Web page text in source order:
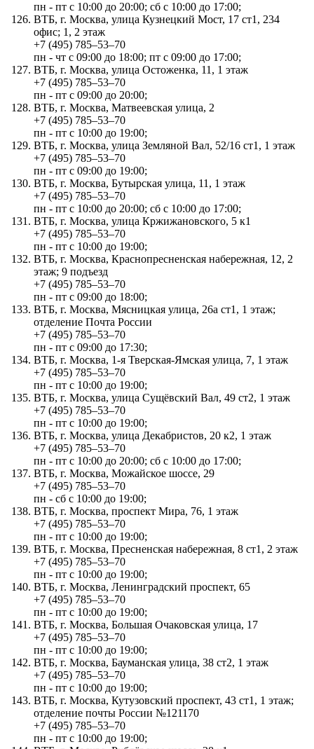
пн - пт с 10:00 до 20:00; сб с 10:00 до 17:00;
ВТБ, г. Москва, улица Кузнецкий Мост, 17 ст1, 234
офис; 1, 2 этаж
+7 (495) 785‒53‒70
пн - чт с 09:00 до 18:00; пт с 09:00 до 17:00;
ВТБ, г. Москва, улица Остоженка, 11, 1 этаж
+7 (495) 785‒53‒70
пн - пт с 09:00 до 20:00;
ВТБ, г. Москва, Матвеевская улица, 2
+7 (495) 785‒53‒70
пн - пт с 10:00 до 19:00;
ВТБ, г. Москва, улица Земляной Вал, 52/16 ст1, 1 этаж
+7 (495) 785‒53‒70
пн - пт с 09:00 до 19:00;
ВТБ, г. Москва, Бутырская улица, 11, 1 этаж
+7 (495) 785‒53‒70
пн - пт с 10:00 до 20:00; сб с 10:00 до 17:00;
ВТБ, г. Москва, улица Кржижановского, 5 к1
+7 (495) 785‒53‒70
пн - пт с 10:00 до 19:00;
ВТБ, г. Москва, Краснопресненская набережная, 12, 2
этаж; 9 подъезд
+7 (495) 785‒53‒70
пн - пт с 09:00 до 18:00;
ВТБ, г. Москва, Мясницкая улица, 26а ст1, 1 этаж;
отделение Почта России
+7 (495) 785‒53‒70
пн - пт с 09:00 до 17:30;
ВТБ, г. Москва, 1-я Тверская-Ямская улица, 7, 1 этаж
+7 (495) 785‒53‒70
пн - пт с 10:00 до 19:00;
ВТБ, г. Москва, улица Сущёвский Вал, 49 ст2, 1 этаж
+7 (495) 785‒53‒70
пн - пт с 10:00 до 19:00;
ВТБ, г. Москва, улица Декабристов, 20 к2, 1 этаж
+7 (495) 785‒53‒70
пн - пт с 10:00 до 20:00; сб с 10:00 до 17:00;
ВТБ, г. Москва, Можайское шоссе, 29
+7 (495) 785‒53‒70
пн - сб с 10:00 до 19:00;
ВТБ, г. Москва, проспект Мира, 76, 1 этаж
+7 (495) 785‒53‒70
пн - пт с 10:00 до 19:00;
ВТБ, г. Москва, Пресненская набережная, 8 ст1, 2 этаж
+7 (495) 785‒53‒70
пн - пт с 10:00 до 19:00;
ВТБ, г. Москва, Ленинградский проспект, 65
+7 (495) 785‒53‒70
пн - пт с 10:00 до 19:00;
ВТБ, г. Москва, Большая Очаковская улица, 17
+7 (495) 785‒53‒70
пн - пт с 10:00 до 19:00;
ВТБ, г. Москва, Бауманская улица, 38 ст2, 1 этаж
+7 (495) 785‒53‒70
пн - пт с 10:00 до 19:00;
ВТБ, г. Москва, Кутузовский проспект, 43 ст1, 1 этаж;
отделение почты России №121170
+7 (495) 785‒53‒70
пн - пт с 10:00 до 19:00;